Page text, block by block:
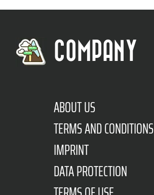
COMPANY
ABOUT US
TERMS AND CONDITIONS
IMPRINT
DATA PROTECTION